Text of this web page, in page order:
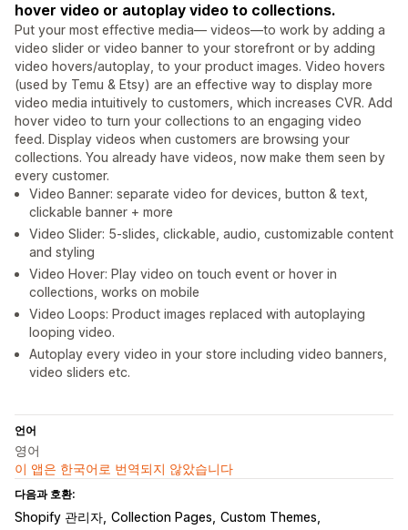
hover video or autoplay video to collections.
Put your most effective media— videos—to work by adding a
video slider or video banner to your storefront or by adding
video hovers/autoplay, to your product images. Video hovers
(used by Temu & Etsy) are an effective way to display more
video media intuitively to customers, which increases CVR. Add
hover video to turn your collections to an engaging video
feed. Display videos when customers are browsing your
collections. You already have videos, now make them seen by
every customer.
Video Banner: separate video for devices, button & text,
clickable banner + more
Video Slider: 5-slides, clickable, audio, customizable content
and styling
Video Hover: Play video on touch event or hover in
collections, works on mobile
Video Loops: Product images replaced with autoplaying
looping video.
Autoplay every video in your store including video banners,
video sliders etc.
언어
영어
이 앱은 한국어로 번역되지 않았습니다
다음과 호환:
Shopify 관리자 Collection Pages Custom Themes